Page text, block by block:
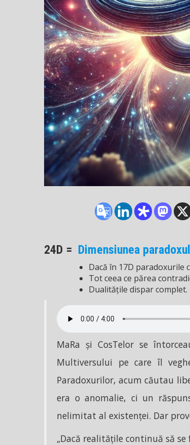
24D = Dimensiunea
Dacă în 17D paradoxurile
Tot ceea ce părea
Dualitățile dispar complet.
MaRa și CosTelor se
Multiversului pe care îl
Paradoxurilor, acum căutau
era o anomalie, ci un
nelimitat al existenței. Dar
„Dacă realitățile continuă să